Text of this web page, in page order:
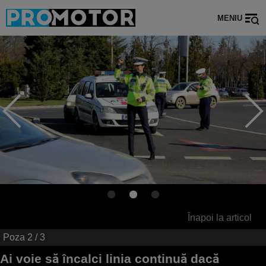
MENIU
Înapoi la articol
Poza 2 / 3
Ai voie să încalci linia continuă dacă